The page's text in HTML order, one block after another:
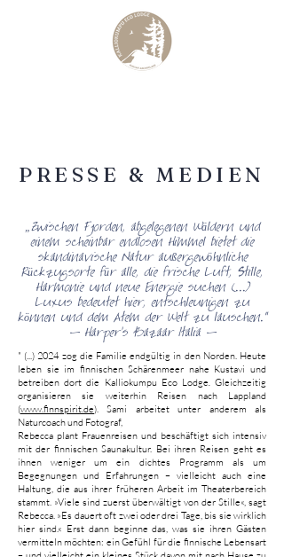
PRESSE & MEDIEN
„Zwischen Fjorden, abgelegenen Wäldern und
einem scheinbar endlosen Himmel bietet die
skandinavische Natur außergewöhnliche
Rückzugsorte für alle, die frische Luft, Stille,
Harmonie und neue Energie suchen (...)
Luxus bedeutet hier, entschleunigen zu
können und dem Atem der Welt zu lauschen.“
- Harper's Bazaar Italia -
" (...) 2024 zog die Familie endgültig in den Norden. Heute
leben sie im finnischen Schärenmeer nahe Kustavi und
betreiben dort die Kalliokumpu Eco Lodge.Gleichzeitig
organisieren sie weiterhin Reisen nach Lappland
(www.finnspirit.de). Sami arbeitet unter anderem als
Naturcoach und Fotograf,
Rebecca plant Frauenreisen und beschäftigt sich intensiv
mit der finnischen Saunakultur. Bei ihren Reisen geht es
ihnen weniger um ein dichtes Programm als um
Begegnungen und Erfahrungen – vielleicht auch eine
Haltung, die aus ihrer früheren Arbeit im Theaterbereich
stammt. »Viele sind zuerst überwältigt von der Stille«, sagt
Rebecca. »Es dauert oft zwei oder drei Tage, bis sie wirklich
hier sind.« Erst dann beginne das, was sie ihren Gästen
vermitteln möchten: ein Gefühl für die finnische Lebensart